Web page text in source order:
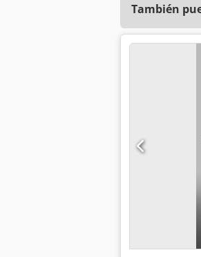
También